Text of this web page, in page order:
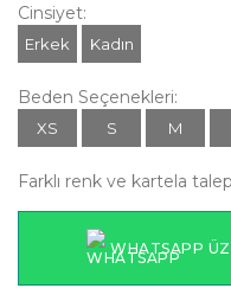
Cinsiyet:
Erkek Kadın
Beden Seçenekleri:
XS S M
Farklı renk ve kartela
WHATSAPP